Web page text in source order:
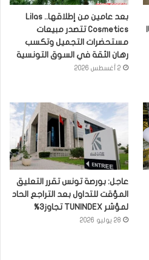
بعد عامين من إطلاقها.. Lilas
Cosmetics تتصدر مبيعات
مستحضرات التجميل وتكسب
رهان الثقة في السوق التونسية
2 أغسطس 2026
عاجل: بورصة تونس تقرر التعليق
المؤقت للتداول بعد التراجع الحاد
لمؤشر TUNINDEX تجاوز3%
28 يوليو 2026